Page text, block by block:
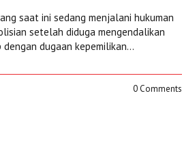
saat ini sedang menjalani hukuman
setelah diduga mengendalikan
dugaan kepemilikan...
0 Comments